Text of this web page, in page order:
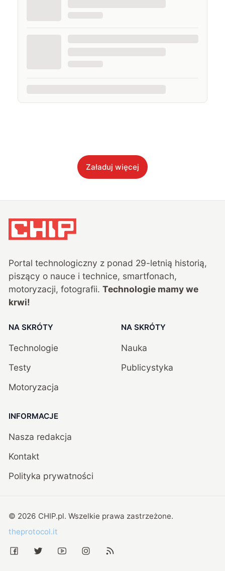
Załaduj więcej
Portal technologiczny z ponad 29-letnią historią,
piszący o nauce i technice, smartfonach,
motoryzacji, fotografii. Technologie mamy we
krwi!
NA SKRÓTY
Technologie
Testy
Motoryzacja
NA SKRÓTY
Nauka
Publicystyka
INFORMACJE
Nasza redakcja
Kontakt
Polityka prywatności
© 2026 CHIP.pl. Wszelkie prawa zastrzeżone.
theprotocol.it